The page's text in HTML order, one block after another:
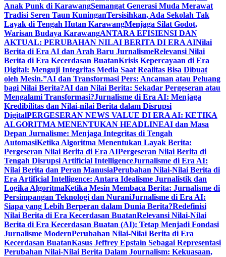
Anak Punk di KarawangSemangat Generasi Muda Merawat
Tradisi Seren Taun KuninganTersisihkan, Ada Sekolah Tak
Layak di Tengah Hutan KarawangMenjaga Silat Godot,
Warisan Budaya KarawangANTARA EFISIENSI DAN
AKTUAL: PERUBAHAN NILAI BERITA DI ERA AINilai
Berita di Era AI dan Arah Baru JurnalismeRelevansi Nilai
Berita di Era Kecerdasan BuatanKrisis Kepercayaan di Era
Digital: Menguji Integritas Media Saat Realitas Bisa Dibuat
oleh Mesin.”AI dan Transformasi Pers: Ancaman atau Peluang
bagi Nilai Berita?AI dan Nilai Berita: Sekadar Pergeseran atau
Mengalami Transformasi?Jurnalisme di Era AI: Menjaga
Kredibilitas dan Nilai-nilai Berita dalam Disrupsi
DigitalPERGESERAN NEWS VALUE DI ERA AI: KETIKA
ALGORITMA MENENTUKAN HEADLINEAI dan Masa
Depan Jurnalisme: Menjaga Integritas di Tengah
AutomasiKetika Algoritma Menentukan Layak Berita:
Pergeseran Nilai Berita di Era AIPergeseran Nilai Berita di
Tengah Disrupsi Artificial IntelligenceJurnalisme di Era AI:
Nilai Berita dan Peran ManusiaPerubahan Nilai-Nilai Berita di
Era Artificial Intelligence: Antara Idealisme Jurnalistik dan
Logika AlgoritmaKetika Mesin Membaca Berita: Jurnalisme di
Persimpangan Teknologi dan NuraniJurnalisme di Era AI:
Siapa yang Lebih Berperan dalam Dunia Berita?Redefinisi
Nilai Berita di Era Kecerdasan BuatanRelevansi Nilai-Nilai
Berita di Era Kecerdasan Buatan (AI): Tetap Menjadi Fondasi
Jurnalisme ModernPerubahan Nilai-Nilai Berita di Era
Kecerdasan BuatanKasus Jeffrey Epstain Sebagai Representasi
Perubahan Nilai-Nilai Berita Dalam Journalism: Kekuasaan,